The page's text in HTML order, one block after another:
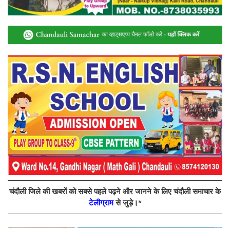
चंदौली जिले की खबरों को सबसे पहले पढ़ने और जानने के लिए चंदौली समाचार के
टेलीग्रामसे जुड़े।*